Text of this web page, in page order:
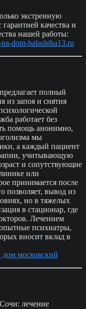
экстренную
качества и
нашей работы:
dom-balashiha13.ru
полный
из запоя и снятия
работает без
помощь анонимно,
мы
а каждый пациент
учитывающую
и сопутствующие
или
принимается после
позволяет, вывод из
но в тяжелых
в стационар, где
Лечением
психиатры,
вносит вклад в
дом московский
лечение